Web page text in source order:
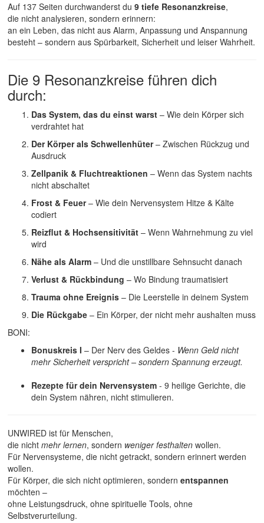
Auf 137 Seiten durchwanderst du 9 tiefe Resonanzkreise,
die nicht analysieren, sondern erinnern:
an ein Leben, das nicht aus Alarm, Anpassung und Anspannung
besteht – sondern aus Spürbarkeit, Sicherheit und leiser Wahrheit.
Die 9 Resonanzkreise führen dich
durch:
Das System, das du einst warst – Wie dein Körper sich
verdrahtet hat
Der Körper als Schwellenhüter– Zwischen Rückzug und
Ausdruck
Zellpanik & Fluchtreaktionen – Wenn das System nachts
nicht abschaltet
Frost & Feuer– Wie dein Nervensystem Hitze & Kälte
codiert
Reizflut & Hochsensitivität – Wenn Wahrnehmung zu viel
wird
Nähe als Alarm – Und die unstillbare Sehnsucht danach
Verlust & Rückbindung – Wo Bindung traumatisiert
Trauma ohne Ereignis – Die Leerstelle in deinem System
Die Rückgabe – Ein Körper, der nicht mehr aushalten muss
BONI:
Bonuskreis I – Der Nerv des Geldes - Wenn Geld nicht
mehr Sicherheit verspricht – sondern Spannung erzeugt.
Rezepte für dein Nervensystem - 9 heilige Gerichte, die
dein System nähren, nicht stimulieren.
UNWIRED ist für Menschen,
die nicht mehr lernen, sondern weniger festhalten wollen.
Für Nervensysteme, die nicht getrackt, sondern erinnert werden
wollen.
Für Körper, die sich nicht optimieren, sondern entspannen
möchten –
ohne Leistungsdruck, ohne spirituelle Tools, ohne
Selbstverurteilung.